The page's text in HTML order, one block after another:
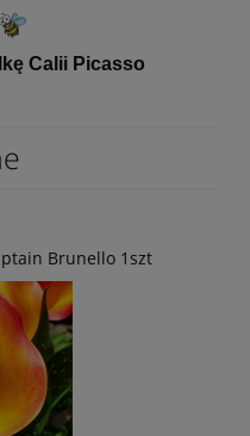
Calii Picasso
Brunello 1szt